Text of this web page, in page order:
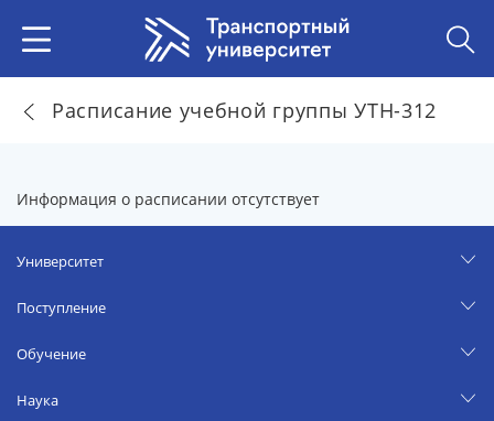
Расписание учебной группы УТН-312
Информация о расписании отсутствует
Университет
Поступление
Обучение
Наука